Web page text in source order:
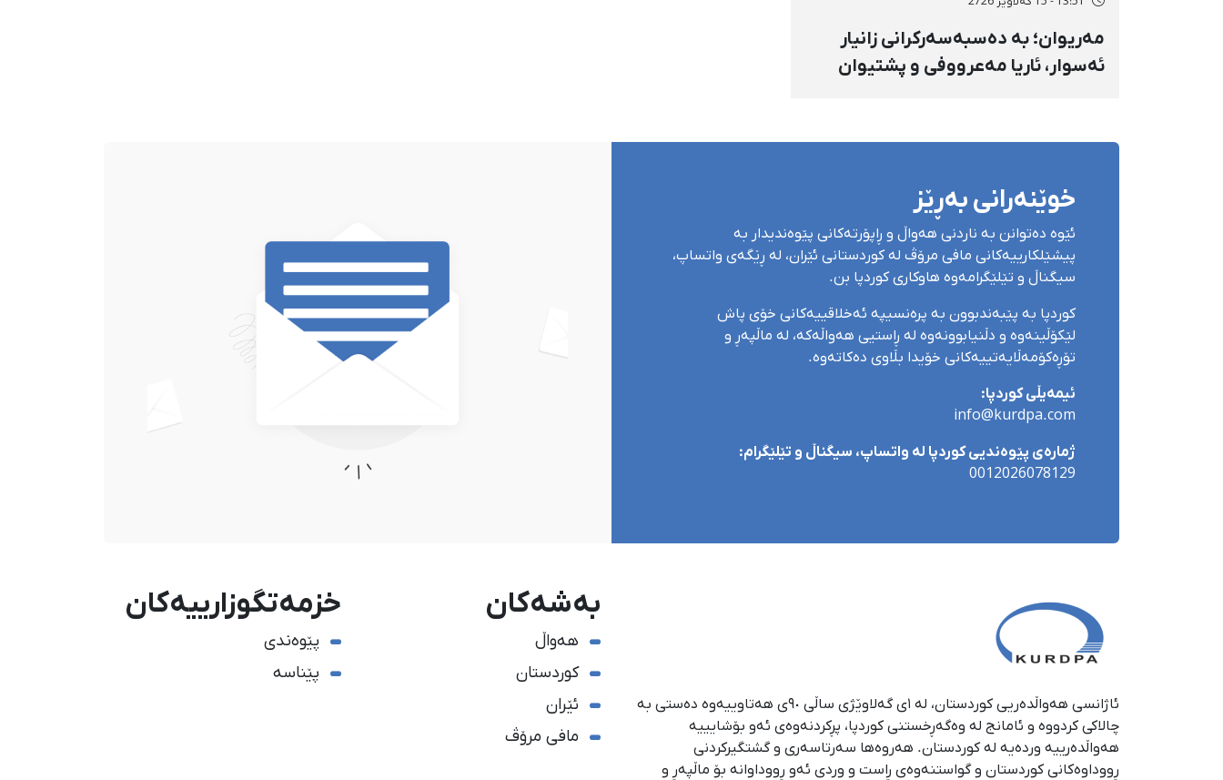
مەریوان؛ بە دەسبەسەرکرانی زانیار
ئەسوار، ئاریا مەعرووفی و پشتیوان
کەس زیادی کرد
خوێنەرانی بەڕێز
ئێوە دەتوانن بە ناردنی هەواڵ و ڕاپۆرتەکانی پێوەندیدار بە
پیشێلکارییەکانی مافی مرۆڤ لە کوردستانی ئێران، لە ڕێگەی واتساپ،
سیگناڵ و تێلێگرامەوە هاوکاری کوردپا بن.
کوردپا بە پێبەندبوون بە پرەنسیپە ئەخلاقییەکانی خۆی پاش
لێکۆڵینەوە و دڵنیابوونەوە لە ڕاستیی هەواڵەکە، لە ماڵپەڕ و
تۆڕەکۆمەڵایەتییەکانی خۆیدا بڵاوی دەکاتەوە.
ئیمەیڵی کوردپا:
info@kurdpa.com
ژمارەی پێوەندیی کوردپا لە واتساپ، سیگناڵ و تێلێگرام:
0012026078129
ئاژانسی هەواڵدەریی کوردستان، لە ١ی گەلاوێژی ساڵی ٩٠ی هەتاوییەوە دەستی بە
چالاکی کردووە و ئامانج لە وەگەڕخستنی كوردپا، پڕكردنەوەی ئەو بۆشایییە
هەواڵدەرییە وردەیە لە كوردستان. هەروەها سەرتاسەری و گشتگیركردنی
ڕووداوەكانی كوردستان و گواستنەوەی ڕاست و وردی ئەو ڕووداوانە بۆ ماڵپەڕ و
بەشەکان
هەواڵ
کوردستان
ئێران
مافی مرۆڤ
خزمەتگوزارییەکان
پێوەندی
پێناسە